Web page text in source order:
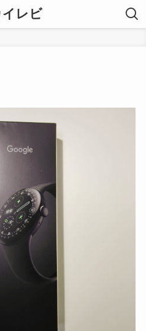
イレビ